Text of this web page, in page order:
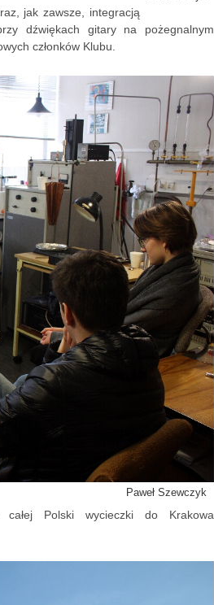
jak zawsze, integracją
dźwiękach gitary na pożegnalnym
członków Klubu.
Paweł Szewczyk
całej Polski wycieczki do Krakowa